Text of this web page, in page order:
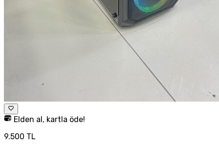
Elden al, kartla öde!
9.500 TL